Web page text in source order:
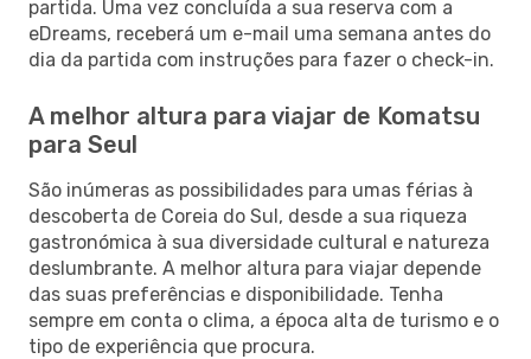
partida. Uma vez concluída a sua reserva com a
eDreams, receberá um e-mail uma semana antes do
dia da partida com instruções para fazer o check-in.
A melhor altura para viajar de Komatsu
para Seul
São inúmeras as possibilidades para umas férias à
descoberta de Coreia do Sul, desde a sua riqueza
gastronómica à sua diversidade cultural e natureza
deslumbrante. A melhor altura para viajar depende
das suas preferências e disponibilidade. Tenha
sempre em conta o clima, a época alta de turismo e o
tipo de experiência que procura.